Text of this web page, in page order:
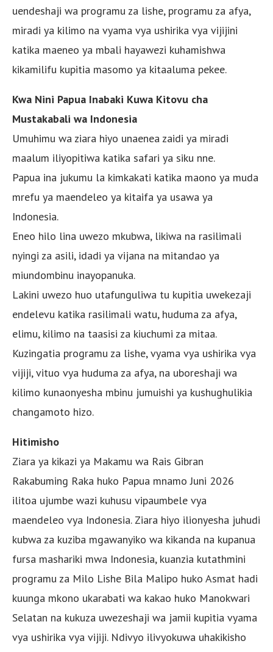
uendeshaji wa programu za lishe, programu za afya,
miradi ya kilimo na vyama vya ushirika vya vijijini
katika maeneo ya mbali hayawezi kuhamishwa
kikamilifu kupitia masomo ya kitaaluma pekee.
Kwa Nini Papua Inabaki Kuwa Kitovu cha
Mustakabali wa Indonesia
Umuhimu wa ziara hiyo unaenea zaidi ya miradi
maalum iliyopitiwa katika safari ya siku nne.
Papua ina jukumu la kimkakati katika maono ya muda
mrefu ya maendeleo ya kitaifa ya usawa ya
Indonesia.
Eneo hilo lina uwezo mkubwa, likiwa na rasilimali
nyingi za asili, idadi ya vijana na mitandao ya
miundombinu inayopanuka.
Lakini uwezo huo utafunguliwa tu kupitia uwekezaji
endelevu katika rasilimali watu, huduma za afya,
elimu, kilimo na taasisi za kiuchumi za mitaa.
Kuzingatia programu za lishe, vyama vya ushirika vya
vijiji, vituo vya huduma za afya, na uboreshaji wa
kilimo kunaonyesha mbinu jumuishi ya kushughulikia
changamoto hizo.
Hitimisho
Ziara ya kikazi ya Makamu wa Rais Gibran
Rakabuming Raka huko Papua mnamo Juni 2026
ilitoa ujumbe wazi kuhusu vipaumbele vya
maendeleo vya Indonesia. Ziara hiyo ilionyesha juhudi
kubwa za kuziba mgawanyiko wa kikanda na kupanua
fursa mashariki mwa Indonesia, kuanzia kutathmini
programu za Milo Lishe Bila Malipo huko Asmat hadi
kuunga mkono ukarabati wa kakao huko Manokwari
Selatan na kukuza uwezeshaji wa jamii kupitia vyama
vya ushirika vya vijiji. Ndivyo ilivyokuwa uhakikisho